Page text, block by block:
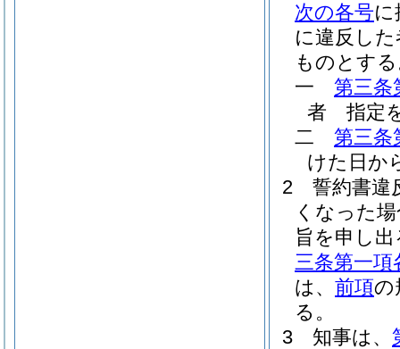
次の各号に
に違反した
ものとす
一
第三条
者 指定
二
第三条
けた日か
2
誓約書違
くなった
旨を申し
三条第一項
は、 前項の
る。
3
知事は、